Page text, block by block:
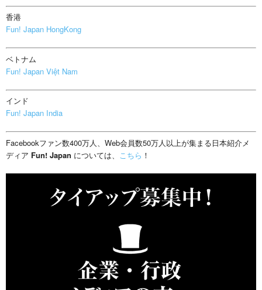
香港
Fun! Japan HongKong
ベトナム
Fun! Japan Việt Nam
インド
Fun! Japan India
Facebookファン数400万人、Web会員数50万人以上が集まる日本紹介メ
ディア Fun! Japan については、 こちら ！